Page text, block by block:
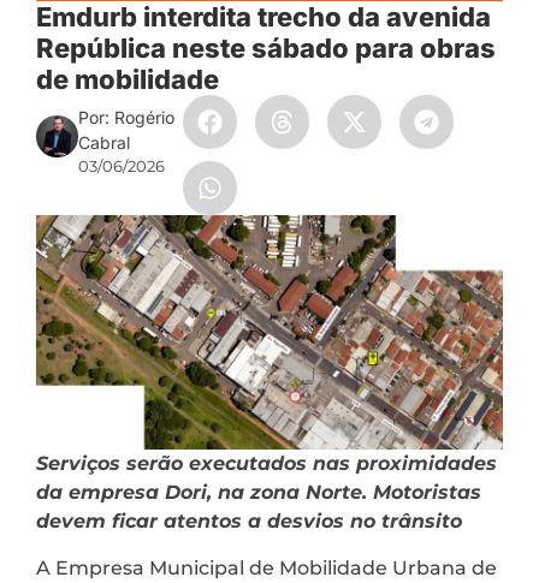
Emdurb interdita trecho da avenida
República neste sábado para obras
de mobilidade
Por: Rogério
Cabral
03/06/2026
Serviços serão executados nas proximidades
da empresa Dori, na zona Norte. Motoristas
devem ficar atentos a desvios no trânsito
A Empresa Municipal de Mobilidade Urbana de